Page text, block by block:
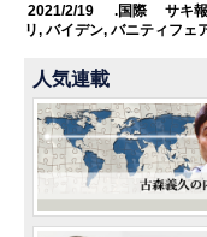
2021/2/19 .国際 サキ
リ,バイデン,バニティフェ
人気連載